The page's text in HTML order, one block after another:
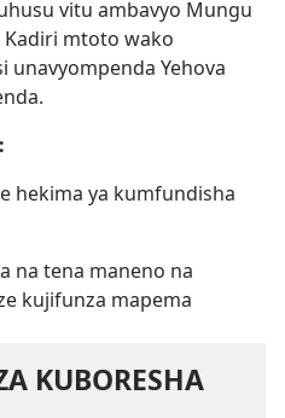
vitu ambavyo Mungu
Kadiri mtoto wako
unavyompenda Yehova
hekima ya kumfundisha
na tena maneno na
kujifunza mapema
KUBORESHA